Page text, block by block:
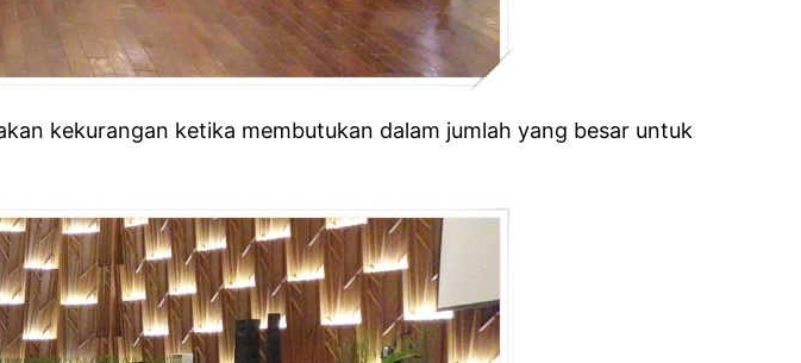
kekurangan ketika membutukan dalam jumlah yang besar untuk